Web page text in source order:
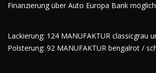
Finanzierung über Auto Europa Bank möglich
Lackierung: 124 MANUFAKTUR classicgrau
Polsterung: 92 MANUFAKTUR bengalrot /